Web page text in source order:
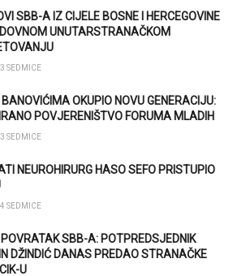
SBB-A IZ CIJELE BOSNE I HERCEGOVINE
UNUTARSTRANAČKOM
SEDMICE
OKUPIO NOVU GENERACIJU:
POVJERENIŠTVO FORUMA MLADIH
SEDMICE
NEUROHIRURG HASO SEFO PRISTUPIO
SEDMICE
POVRATAK SBB-A: POTPREDSJEDNIK
DŽINDIĆ DANAS PREDAO STRANAČKE
U